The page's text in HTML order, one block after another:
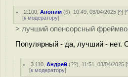
2.100 ,Аноним (6), 10:49, 03/04/2025 [^] [
[к модератору]
> лучший опенсорсный
Популярный - да, лучший - нет.
3.110 ,Андрей (??), 11:51, 03/04/2025 [
[к модератору]